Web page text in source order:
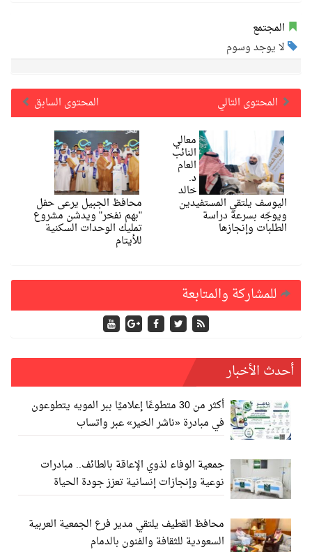
المجتمع
لا يوجد وسوم
المحتوى السابق المحتوى التالي
محافظ الجبيل يرعى حفل
"بهم نفخر" ويدشن مشروع
تمليك الوحدات السكنية
للأيتام
معالي
النائب
العام
د.
خالد
اليوسف يلتقي المستفيدين
ويوجّه بسرعة دراسة
الطلبات وإنجازها
للمشاركة والمتابعة
أحدث الأخبار
أكثر من 30 متطوعًا إعلاميًا ببر المويه يتطوعون
في مبادرة «ناشر الخير» عبر واتساب
جمعية الوفاء لذوي الإعاقة بالطائف.. مبادرات
نوعية وإنجازات إنسانية تعزز جودة الحياة
محافظ القطيف يلتقي مدير فرع الجمعية العربية
السعودية للثقافة والفنون بالدمام